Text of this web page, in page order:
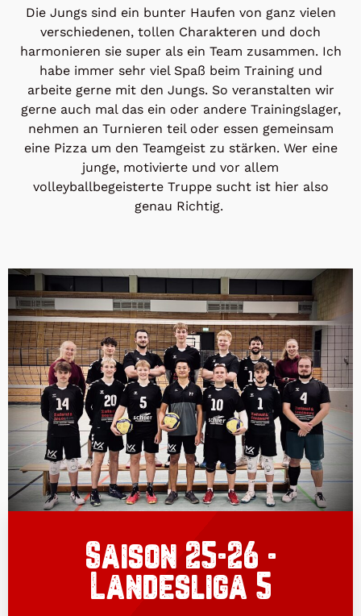
Die Jungs sind ein bunter Haufen von ganz vielen
verschiedenen, tollen Charakteren und doch
harmonieren sie super als ein Team zusammen. Ich
habe immer sehr viel Spaß beim Training und
arbeite gerne mit den Jungs. So veranstalten wir
gerne auch mal das ein oder andere Trainingslager,
nehmen an Turnieren teil oder essen gemeinsam
eine Pizza um den Teamgeist zu stärken. Wer eine
junge, motivierte und vor allem
volleyballbegeisterte Truppe sucht ist hier also
genau Richtig.
Saison 25-26 -
Landesliga 5